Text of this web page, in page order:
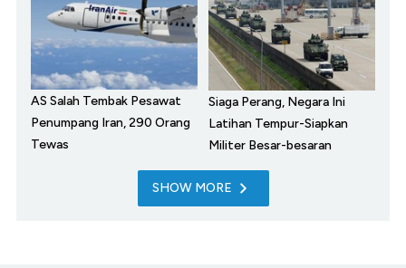
AS Salah Tembak Pesawat
Penumpang Iran, 290 Orang
Tewas
Siaga Perang, Negara Ini
Latihan Tempur-Siapkan
Militer Besar-besaran
SHOW MORE